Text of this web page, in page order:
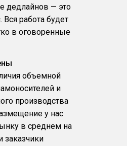
дедлайнов — это
Вся работа будет
в оговоренные
объемной
и
производства
у нас
в среднем на
заказчики